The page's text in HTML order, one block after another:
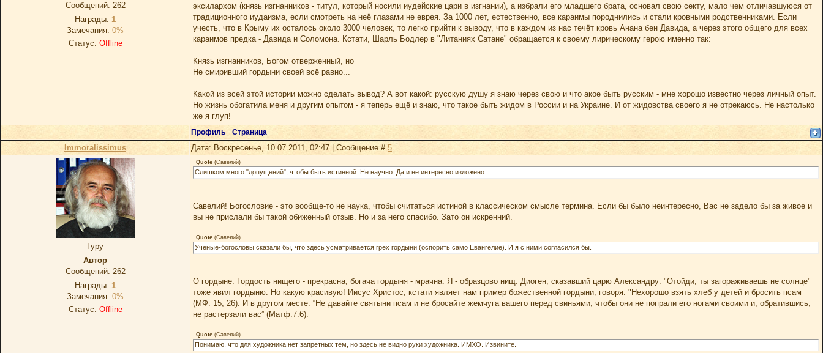
Сообщений: 262
Награды: 1
Замечания: 0%
Статус: Offline
эксилархом (князь изгнанников - титул, который носили иудейские цари в изгнании), а избрали его младшего брата, основал свою секту, мало чем отличавшуюся от
традиционного иудаизма, если смотреть на неё глазами не еврея. За 1000 лет, естественно, все караимы породнились и стали кровными родственниками. Если
учесть, что в Крыму их осталось около 3000 человек, то легко прийти к выводу, что в каждом из нас течёт кровь Анана бен Давида, а через этого общего для всех
караимов предка - Давида и Соломона. Кстати, Шарль Бодлер в "Литаниях Сатане" обращается к своему лирическому герою именно так:
Князь изгнанников, Богом отверженный, но
Не смиривший гордыни своей всё равно...
Какой из всей этой истории можно сделать вывод? А вот какой: русскую душу я знаю через свою и что акое быть русским - мне хорошо известно через личный опыт.
Но жизнь обогатила меня и другим опытом - я теперь ещё и знаю, что такое быть жидом в России и на Украине. И от жидовства своего я не отрекаюсь. Не настолько
же я глуп!
Профиль Страница
Immoralissimus Дата: Воскресенье, 10.07.2011, 02:47 | Сообщение # 5
Гуру
Автор
Сообщений: 262
Награды: 1
Замечания: 0%
Статус: Offline
Quote (Савелий)
Слишком много "допущений", чтобы быть истинной. Не научно. Да и не интересно изложено.
Савелий! Богословие - это вообще-то не наука, чтобы считаться истиной в классическом смысле термина. Если бы было неинтересно, Вас не задело бы за живое и
вы не прислали бы такой обиженный отзыв. Но и за него спасибо. Зато он искренний.
Quote (Савелий)
Учёные-богословы сказали бы, что здесь усматривается грех гордыни (оспорить само Евангелие). И я с ними согласился бы.
О гордыне. Гордость нищего - прекрасна, богача гордыня - мрачна. Я - образцово нищ. Диоген, сказавший царю Александру: "Отойди, ты загораживаешь не солнце"
тоже явил гордыню. Но какую красивую! Иисус Христос, кстати являет нам пример божественной гордыни, говоря: "Нехорошо взять хлеб у детей и бросить псам
(МФ. 15, 26). И в другом месте: “Не давайте святыни псам и не бросайте жемчуга вашего перед свиньями, чтобы они не попрали его ногами своими и, обратившись,
не растерзали вас” (Матф.7:6).
Quote (Савелий)
Понимаю, что для художника нет запретных тем, но здесь не видно руки художника. ИМХО. Извините.